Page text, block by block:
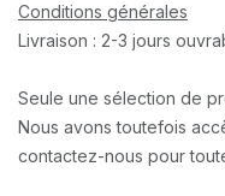
Conditions générales
Livraison : 2-3 jours
Seule une sélection de
Nous avons toutefois
contactez-nous pour